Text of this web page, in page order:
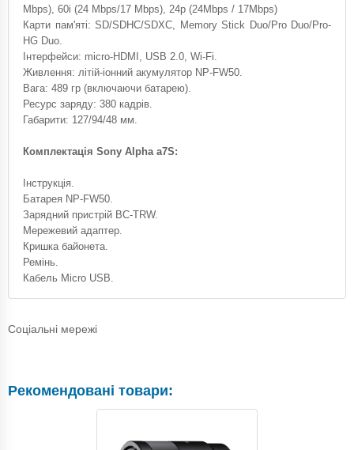
Mbps), 60i (24 Mbps/17 Mbps), 24p (24Mbps / 17Mbps)
Карти пам'яті: SD/SDHC/SDXC, Memory Stick Duo/Pro Duo/Pro-
HG Duo.
Інтерфейси: micro-HDMI, USB 2.0, Wi-Fi.
Живлення: літій-іонний акумулятор NP-FW50.
Вага: 489 гр (включаючи батарею).
Ресурс заряду: 380 кадрів.
Габарити: 127/94/48 мм.
Комплектація Sony Alpha a7S:
Інструкція.
Батарея NP-FW50.
Зарядний пристрій BC-TRW.
Мережевий адаптер.
Кришка байонета.
Ремінь.
Кабель Micro USB.
Соціальні мережі
Рекомендовані товари: